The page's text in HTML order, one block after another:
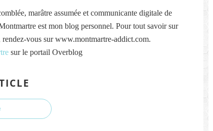
marâtre assumée et communicante digitale de
est mon blog personnel. Pour tout savoir sur
vous sur www.montmartre-addict.com.
sur le portail Overblog